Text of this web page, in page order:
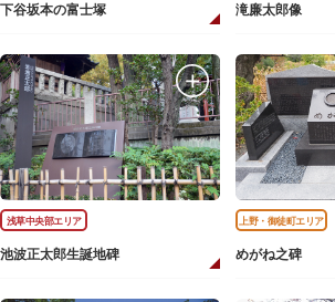
下谷坂本の富士塚 滝廉太郎像
浅草中央部エリア
池波正太郎生誕地碑
上野・御徒町エリア
めがね之碑